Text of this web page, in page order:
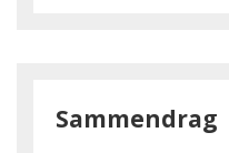
Sammendrag